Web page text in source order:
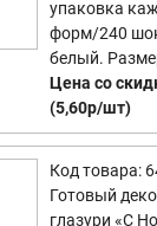
упаковка
форм/240
белый.
Цена со
(5,60р/шт)
Код товара:
Готовый
глазури «С